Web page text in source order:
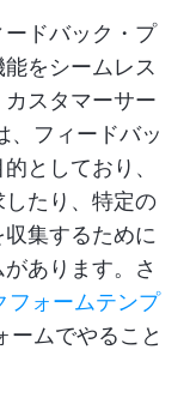
ドバック・プ
をシームレス
カスタマーサー
、フィードバッ
としており、
たり、特定の
集するために
あります。さ
フォームテンプ
ームでやること